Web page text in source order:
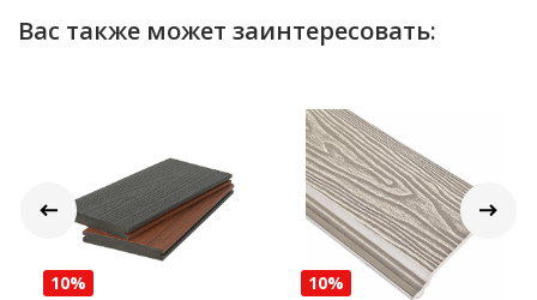
Вас также может заинтересовать:
10% 10%